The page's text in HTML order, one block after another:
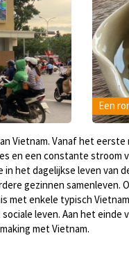
Een
Vietnam. Vanaf het
en een constante stroom
het dagelijkse leven van
gezinnen
met enkele typisch
leven. Aan het
met Vietnam.